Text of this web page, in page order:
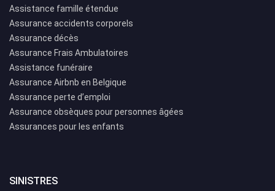
Assistance famille étendue
Assurance accidents corporels
Assurance décès
Assurance Frais Ambulatoires
Assistance funéraire
Assurance Airbnb en Belgique
Assurance perte d’emploi
Assurance obsèques pour personnes âgées
Assurances pour les enfants
SINISTRES